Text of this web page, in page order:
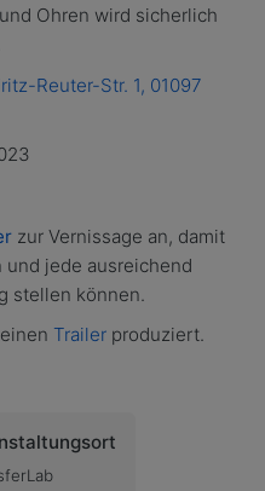
Ohren wird sicherlich
Reuter-Str. 1, 01097
zur Vernissage an, damit
jede ausreichend
stellen können.
Trailer produziert.